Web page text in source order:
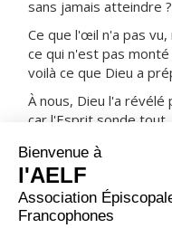
sans jamais atteindre ?
Ce que l'œil n'a pas
ce qui n'est pas
voilà ce que Dieu a
À nous, Dieu l'a révélé
car l'Esprit sonde tout,
ORAISON
Dieu très bon,
accueillais avec amour